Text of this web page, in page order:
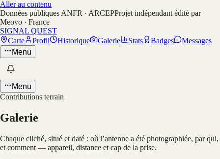
Aller au contenu
Données publiques ANFR · ARCEPProjet indépendant édité par
Meovo · France
SIGNAL QUEST
Carte
Profil Historique Galerie Stats Badges
Messages
Menu
Menu
Contributions terrain
Galerie
Chaque cliché, situé et daté : où l’antenne a été photographiée, par qui,
et comment — appareil, distance et cap de la prise.